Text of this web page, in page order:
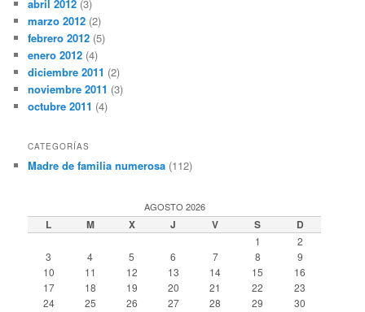
abril 2012 (3)
marzo 2012 (2)
febrero 2012 (5)
enero 2012 (4)
diciembre 2011 (2)
noviembre 2011 (3)
octubre 2011 (4)
CATEGORÍAS
Madre de familia numerosa (112)
AGOSTO 2026
L M X J V S D
1
2
3
4 5 6 7 8
9
10
11 12 13 14 15
16
17
18 19 20 21 22
23
24
25 26 27 28 29
30